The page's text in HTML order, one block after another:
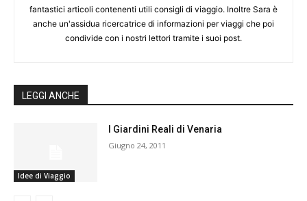
fantastici articoli contenenti utili consigli di viaggio. Inoltre Sara è
anche un'assidua ricercatrice di informazioni per viaggi che poi
condivide con i nostri lettori tramite i suoi post.
LEGGI ANCHE
Idee di Viaggio
I Giardini Reali di Venaria
Giugno 24, 2011